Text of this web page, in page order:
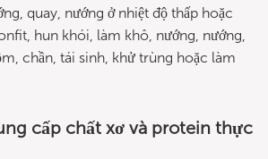
quay, nướng ở nhiệt độ thấp hoặc
hun khói, làm khô, nướng, nướng,
chần, tái sinh, khử trùng hoặc làm
cấp chất xơ và protein thực